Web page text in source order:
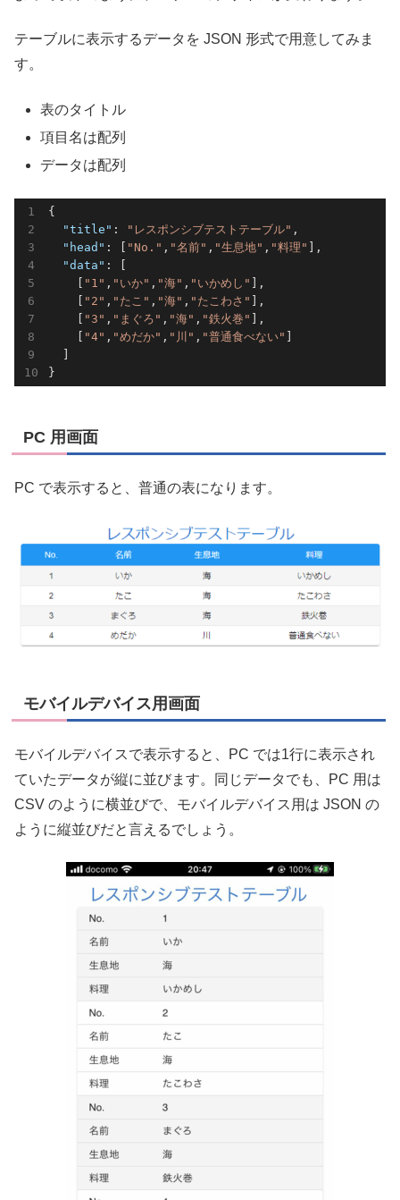
テーブルに表示するデータを JSON 形式で用意してみま
す。
表のタイトル
項目名は配列
データは配列
{
"title" : "レスポンシブテストテーブル" ,
"head" : [ "No." , "名前" , "生息地" , "料理"
],
"data" : [
"1" , "いか" , "海" , "いかめし"
],
"2" , "たこ" , "海" , "たこわさ"
],
"3" , "まぐろ" , "海" , "鉄火巻"
],
"4" , "めだか" , "川" , "普通食べない"
PC 用画面
PC で表示すると、普通の表になります。
モバイルデバイス用画面
モバイルデバイスで表示すると、PC では1行に表示され
ていたデータが縦に並びます。同じデータでも、PC 用は
CSV のように横並びで、モバイルデバイス用は JSON の
ように縦並びだと言えるでしょう。